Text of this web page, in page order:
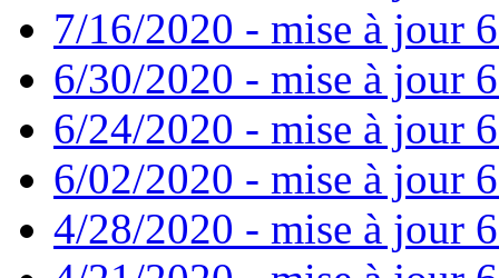
7/16/2020 - mise à jour
6/30/2020 - mise à jour
6/24/2020 - mise à jour
6/02/2020 - mise à jour
4/28/2020 - mise à jour